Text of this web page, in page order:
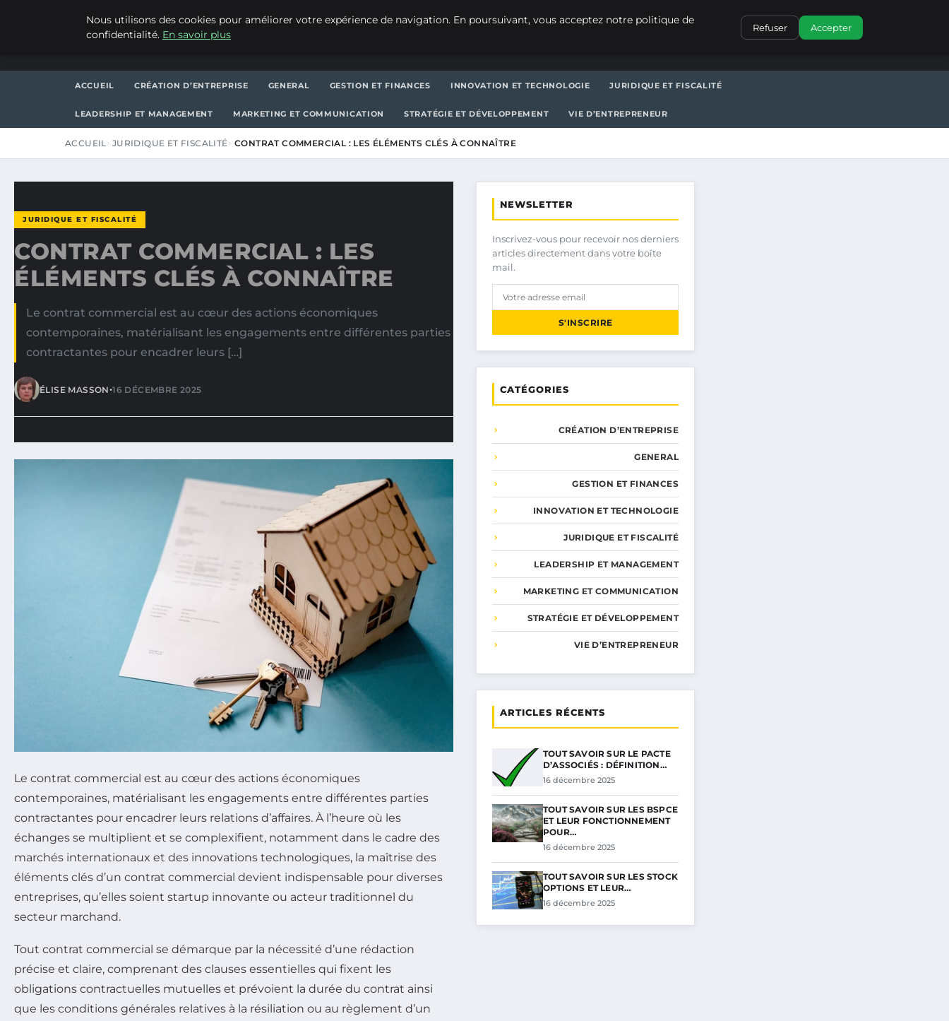
ACCUEIL CRÉATION D’ENTREPRISE GENERAL GESTION ET FINANCES INNOVATION ET TECHNOLOGIE JURIDIQUE ET FISCALITÉ
LEADERSHIP ET MANAGEMENT MARKETING ET COMMUNICATION STRATÉGIE ET DÉVELOPPEMENT VIE D’ENTREPRENEUR
ACCUEIL JURIDIQUE ET FISCALITÉ CONTRAT COMMERCIAL : LES ÉLÉMENTS CLÉS À CONNAÎTRE
JURIDIQUE ET FISCALITÉ
CONTRAT COMMERCIAL : LES
ÉLÉMENTS CLÉS À CONNAÎTRE
Le contrat commercial est au cœur des actions économiques
contemporaines, matérialisant les engagements entre différentes parties
contractantes pour encadrer leurs […]
ÉLISE MASSON•16 DÉCEMBRE 2025
Le contrat commercial est au cœur des actions économiques
contemporaines, matérialisant les engagements entre différentes parties
contractantes pour encadrer leurs relations d’affaires. À l’heure où les
échanges se multiplient et se complexifient, notamment dans le cadre des
marchés internationaux et des innovations technologiques, la maîtrise des
éléments clés d’un contrat commercial devient indispensable pour diverses
entreprises, qu’elles soient startup innovante ou acteur traditionnel du
secteur marchand.
Tout contrat commercial se démarque par la nécessité d’une rédaction
précise et claire, comprenant des clauses essentielles qui fixent les
obligations contractuelles mutuelles et prévoient la durée du contrat ainsi
que les conditions générales relatives à la résiliation ou au règlement d’un
NEWSLETTER
Inscrivez-vous pour recevoir nos derniers
articles directement dans votre boîte
mail.
S'INSCRIRE
CATÉGORIES
CRÉATION D’ENTREPRISE
GENERAL
GESTION ET FINANCES
INNOVATION ET TECHNOLOGIE
JURIDIQUE ET FISCALITÉ
LEADERSHIP ET MANAGEMENT
MARKETING ET COMMUNICATION
STRATÉGIE ET DÉVELOPPEMENT
VIE D’ENTREPRENEUR
ARTICLES RÉCENTS
TOUT SAVOIR SUR LE PACTE
D’ASSOCIÉS : DÉFINITION…
16 décembre 2025
TOUT SAVOIR SUR LES BSPCE
ET LEUR FONCTIONNEMENT
POUR…
16 décembre 2025
TOUT SAVOIR SUR LES STOCK
OPTIONS ET LEUR…
16 décembre 2025
Nous utilisons des cookies pour améliorer votre expérience de navigation. En poursuivant, vous acceptez notre politique de
confidentialité. En savoir plus
Refuser Accepter